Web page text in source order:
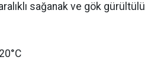
sağanak ve gök gürültülü